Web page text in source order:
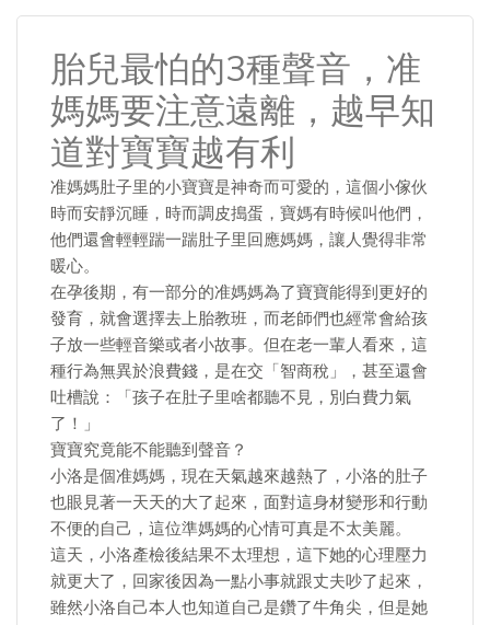
胎兒最怕的3種聲音，准
媽媽要注意遠離，越早知
道對寶寶越有利
准媽媽肚子里的小寶寶是神奇而可愛的，這個小傢伙
時而安靜沉睡，時而調皮搗蛋，寶媽有時候叫他們，
他們還會輕輕踹一踹肚子里回應媽媽，讓人覺得非常
暖心。
在孕後期，有一部分的准媽媽為了寶寶能得到更好的
發育，就會選擇去上胎教班，而老師們也經常會給孩
子放一些輕音樂或者小故事。但在老一輩人看來，這
種行為無異於浪費錢，是在交「智商稅」，甚至還會
吐槽說：「孩子在肚子里啥都聽不見，別白費力氣
了！」
寶寶究竟能不能聽到聲音？
小洛是個准媽媽，現在天氣越來越熱了，小洛的肚子
也眼見著一天天的大了起來，面對這身材變形和行動
不便的自己，這位準媽媽的心情可真是不太美麗。
這天，小洛產檢後結果不太理想，這下她的心理壓力
就更大了，回家後因為一點小事就跟丈夫吵了起來，
雖然小洛自己本人也知道自己是鑽了牛角尖，但是她